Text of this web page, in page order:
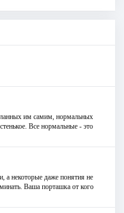
им самим, нормальных
Все нормальные - это
а некоторые даже понятия не
Ваша порташка от кого